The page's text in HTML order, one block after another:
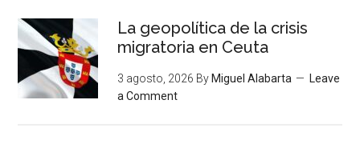
La geopolítica de la crisis
migratoria en Ceuta
3 agosto, 2026 By Miguel Alabarta
Leave
a Comment